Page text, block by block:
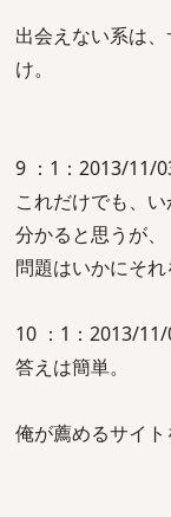
出会えない系は
け。
9 ：1：2013/11/
これだけでも、
分かると思うが、
問題はいかにそれ
10 ：1：2013/
答えは簡単。
俺が薦めるサイト